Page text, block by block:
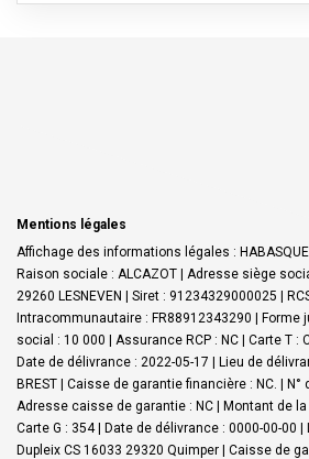
Mentions légales
Affichage des informations légales : HABASQUE
Raison sociale : ALCAZOT | Adresse siège
29260 LESNEVEN | Siret : 91234329000025 |
Intracommunautaire : FR88912343290 | Forme
social : 10 000 | Assurance RCP : NC | Carte T :
Date de délivrance : 2022-05-17 | Lieu de
BREST | Caisse de garantie financière : NC. |
Adresse caisse de garantie : NC | Montant de
Carte G : 354 | Date de délivrance : 0000-00-00
Dupleix CS 16033 29320 Quimper | Caisse de